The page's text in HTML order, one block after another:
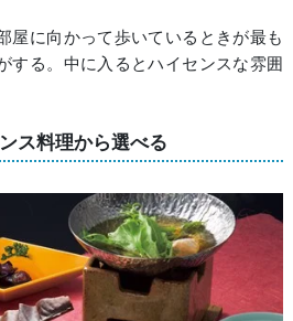
屋に向かって歩いているときが最も
する。中に入るとハイセンスな雰囲
ス料理から選べる